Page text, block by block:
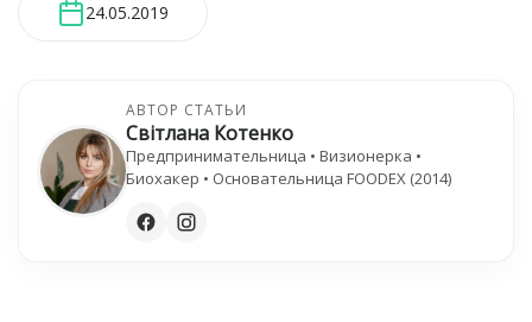
24.05.2019
АВТОР СТАТЬИ
Світлана Котенко
Предпринимательница • Визионерка •
Биохакер • Основательница FOODEX (2014)